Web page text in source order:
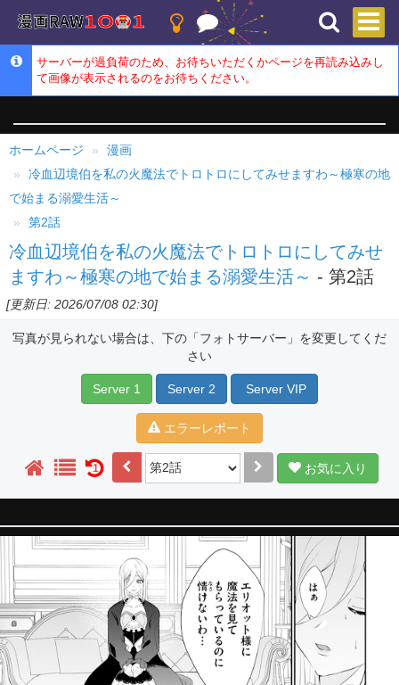
サーバーが過負荷のため、お待ちいただくかページを再読み込みし
て画像が表示されるのをお待ちください。
ホームページ
漫画
冷血辺境伯を私の火魔法でトロトロにしてみせますわ～極寒の地
で始まる溺愛生活～
第2話
冷血辺境伯を私の火魔法でトロトロにしてみせ
ますわ～極寒の地で始まる溺愛生活～ - 第2話
[更新日: 2026/07/08 02:30]
写真が見られない場合は、下の「フォトサーバー」を変更してくだ
さい
Server 1 Server 2 Server VIP
エラーレポート
1 お気に入り